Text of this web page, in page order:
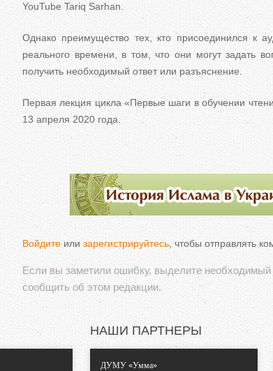
YouTube Tariq Sarhan.
Однако преимущество тех, кто присоединился к
реального времени, в том, что они могут задать
получить необходимый ответ или разъяснение.
Первая лекция цикла «Первые шаги в обучении
13 апреля 2020 года.
Войдите или зарегистрируйтесь , чтобы отправлять
Если вы заметили ошибку, выделите необходимый
сообщить об этом редакции.
НАШИ ПАРТНЕРЫ
ДУМУ «Умма»